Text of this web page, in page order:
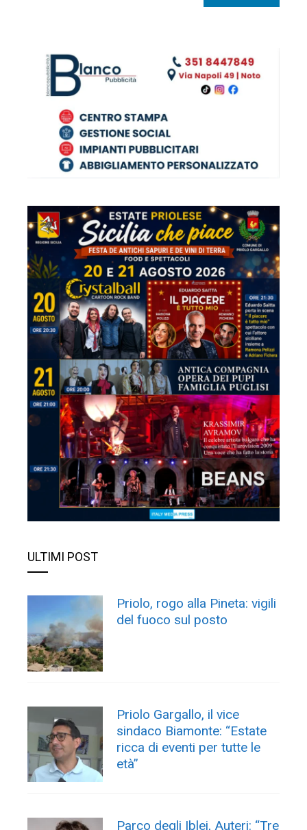
ULTIMI POST
Priolo, rogo alla Pineta: vigili
del fuoco sul posto
Priolo Gargallo, il vice
sindaco Biamonte: “Estate
ricca di eventi per tutte le
età”
Parco degli Iblei, Auteri: “Tre